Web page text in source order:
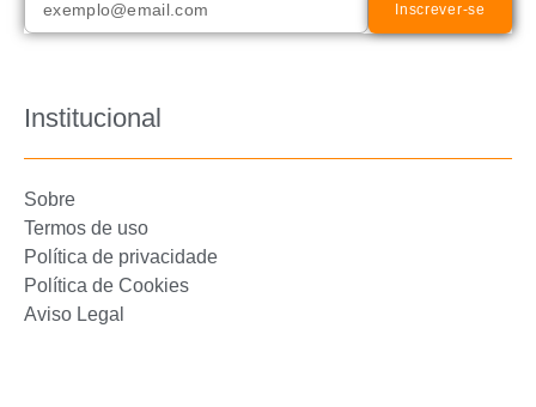
Inscrever-se
Institucional
Sobre
Termos de uso
Política de privacidade
Política de Cookies
Aviso Legal